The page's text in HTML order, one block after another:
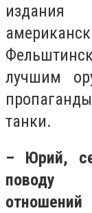
лучшим
танки.
– Юрий,
поводу